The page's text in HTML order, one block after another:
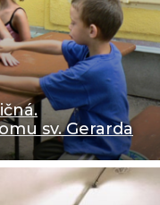
sv. Gerarda